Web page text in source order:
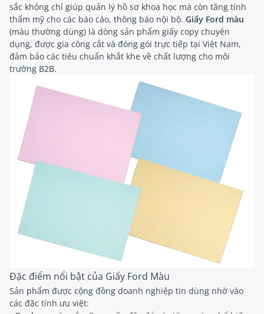
sắc không chỉ giúp quản lý hồ sơ khoa học mà còn tăng tính
thẩm mỹ cho các báo cáo, thông báo nội bộ. Giấy Ford màu
(màu thường dùng) là dòng sản phẩm giấy copy chuyên
dụng, được gia công cắt và đóng gói trực tiếp tại Việt Nam,
đảm bảo các tiêu chuẩn khắt khe về chất lượng cho môi
trường B2B.
Đặc điểm nổi bật của Giấy Ford Màu
Sản phẩm được cộng đồng doanh nghiệp tin dùng nhờ vào
các đặc tính ưu việt: